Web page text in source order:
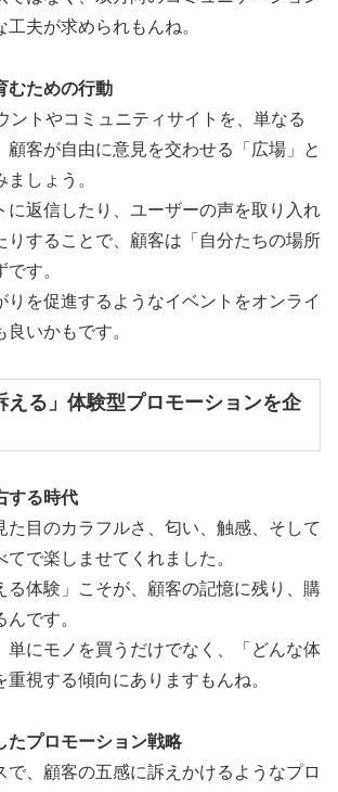
夫が求められもんね。
むための行動
ントやコミュニティサイトを、単なる
顧客が自由に意見を交わせる「広場」と
しょう。
に返信したり、ユーザーの声を取り入れ
りすることで、顧客は「自分たちの場所
す。
りを促進するようなイベントをオンライ
いかもです。
える」体験型プロモーションを企
する時代
た目のカラフルさ、匂い、触感、そして
で楽しませてくれました。
る体験」こそが、顧客の記憶に残り、購
です。
単にモノを買うだけでなく、「どんな体
視する傾向にありますもんね。
たプロモーション戦略
で、顧客の五感に訴えかけるようなプロ